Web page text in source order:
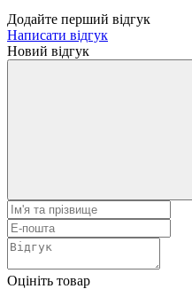
Додайте перший відгук
Написати відгук
Новий відгук
Оцініть товар